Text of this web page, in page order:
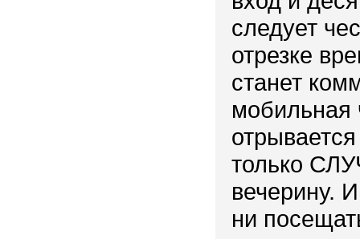
следует
отрезке
станет
мобильная
только
вечерину.
ни